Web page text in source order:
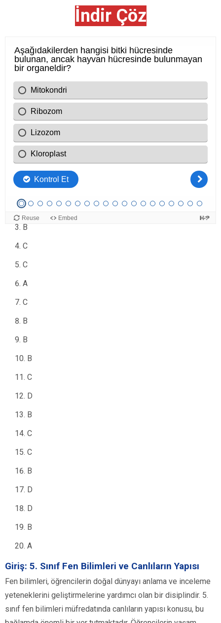
İndir Çöz
Cevap Anahtarı
A
C
B
C
C
A
C
B
B
B
C
D
B
C
C
B
D
D
B
A
Giriş: 5. Sınıf Fen Bilimleri ve Canlıların Yapısı
Fen bilimleri, öğrencilerin doğal dünyayı anlama ve inceleme
yeteneklerini geliştirmelerine yardımcı olan bir disiplindir. 5.
sınıf fen bilimleri müfredatında canlıların yapısı konusu, bu